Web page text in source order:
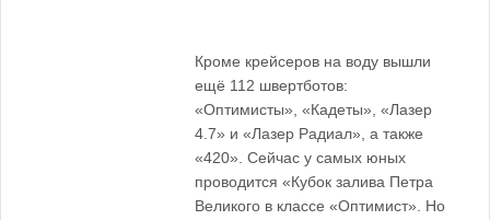
Кроме крейсеров на воду вышли
ещё 112 швертботов:
«Оптимисты», «Кадеты», «Лазер
4.7» и «Лазер Радиал», а также
«420». Сейчас у самых юных
проводится «Кубок залива Петра
Великого в классе «Оптимист». Но